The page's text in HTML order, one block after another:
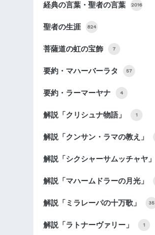
経典の言葉・聖者の言葉 2016
聖者の生涯 824
菩薩道の虹の宝飾 7
要約・マハーバーラタ 57
要約・ラーマーヤナ 4
解説「クリシュナ物語」 1
解説「クンサン・ラマの教え」
解説「シクシャーサムッチャヤ」
解説「マハームドラーの月光」
解説「ミラレーパの十万歌」 35
解説「ラトナーヴァリー」 1